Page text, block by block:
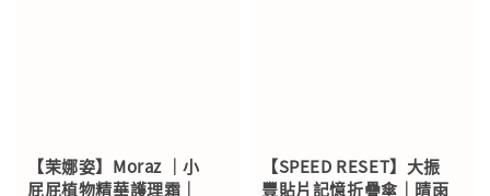
【茉娜姿】Moraz ｜小
屁屁植物精華護理霜｜
【SPEED RESET】大振
豐貼片記憶折疊傘｜晴雨